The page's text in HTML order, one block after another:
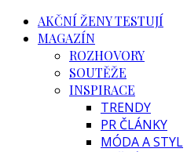
AKČNÍ ŽENY TESTUJÍ
MAGAZÍN
ROZHOVORY
SOUTĚŽE
INSPIRACE
TRENDY
PR ČLÁNKY
MÓDA A STYL